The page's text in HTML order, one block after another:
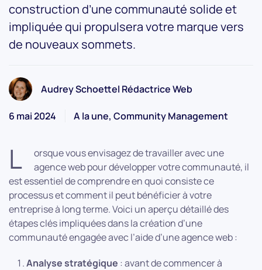
construction d’une communauté solide et
impliquée qui propulsera votre marque vers
de nouveaux sommets.
Audrey Schoettel Rédactrice Web
6 mai 2024 A la une, Community Management
L
orsque vous envisagez de travailler avec une
agence web pour développer votre communauté, il
est essentiel de comprendre en quoi consiste ce
processus et comment il peut bénéficier à votre
entreprise à long terme. Voici un aperçu détaillé des
étapes clés impliquées dans la création d’une
communauté engagée avec l’aide d’une agence web :
Analyse stratégique : avant de commencer à